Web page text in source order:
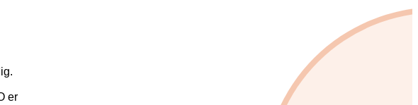
er